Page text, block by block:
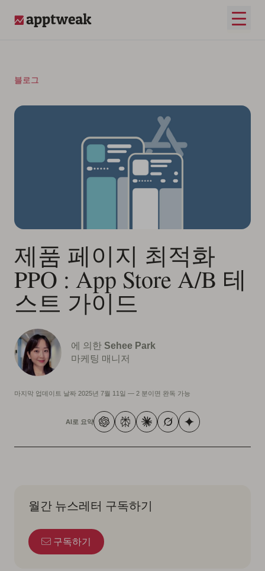
메인
블로그
제품 페이지 최적화
PPO : App Store A/B 테
스트 가이드
에 의한 Sehee Park
마케팅 매니저
마지막 업데이트 날짜 2025년 7월 11일 — 2 분이면 완독 가능
AI로 요약
월간 뉴스레터 구독하기
구독하기